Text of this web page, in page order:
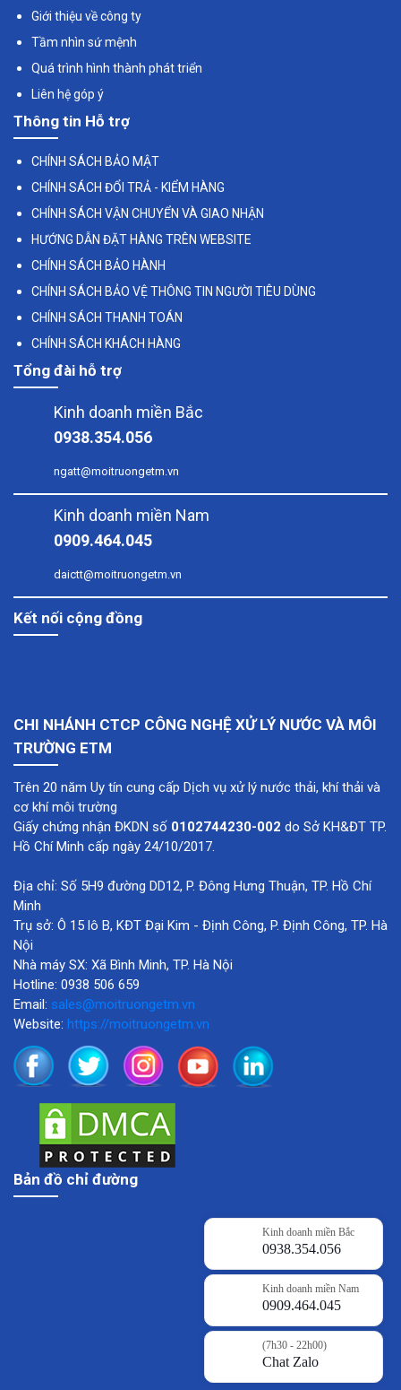
Giới thiệu về công ty
Tầm nhìn sứ mệnh
Quá trình hình thành phát triển
Liên hệ góp ý
Thông tin Hỗ trợ
CHÍNH SÁCH BẢO MẬT
CHÍNH SÁCH ĐỔI TRẢ - KIỂM HÀNG
CHÍNH SÁCH VẬN CHUYỂN VÀ GIAO NHẬN
HƯỚNG DẪN ĐẶT HÀNG TRÊN WEBSITE
CHÍNH SÁCH BẢO HÀNH
CHÍNH SÁCH BẢO VỆ THÔNG TIN NGƯỜI TIÊU DÙNG
CHÍNH SÁCH THANH TOÁN
CHÍNH SÁCH KHÁCH HÀNG
Tổng đài hỗ trợ
Kinh doanh miền Bắc
0938.354.056
ngatt@moitruongetm.vn
Kinh doanh miền Nam
0909.464.045
daictt@moitruongetm.vn
Kết nối cộng đồng
CHI NHÁNH CTCP CÔNG NGHỆ XỬ LÝ NƯỚC VÀ MÔI
TRƯỜNG ETM
Trên 20 năm Uy tín cung cấp Dịch vụ xử lý nước thải, khí thải và
cơ khí môi trường
Giấy chứng nhận ĐKDN số 0102744230-002 do Sở KH&ĐT TP.
Hồ Chí Minh cấp ngày 24/10/2017.
Địa chỉ: Số 5H9 đường DD12, P. Đông Hưng Thuận, TP. Hồ Chí
Minh
Trụ sở: Ô 15 lô B, KĐT Đại Kim - Định Công, P. Định Công, TP. Hà
Nội
Nhà máy SX: Xã Bình Minh, TP. Hà Nội
Hotline: 0938 506 659
Email: sales@moitruongetm.vn
Website: https://moitruongetm.vn
Bản đồ chỉ đường
Kinh doanh miền Bắc
0938.354.056
Kinh doanh miền Nam
0909.464.045
(7h30 - 22h00)
Chat Zalo